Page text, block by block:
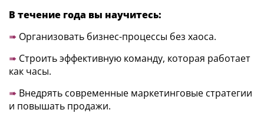
В течение года вы научитесь:
➠ Организовать бизнес-процессы без хаоса.
➠ Строить эффективную команду, которая работает
как часы.
➠ Внедрять современные маркетинговые стратегии
и повышать продажи.